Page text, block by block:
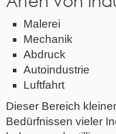
Malerei
Mechanik
Abdruck
Autoindustrie
Luftfahrt
Dieser Bereich
Bedürfnissen vieler